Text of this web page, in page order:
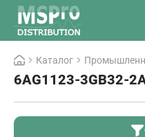
Каталог
6AG1123-3GB32-